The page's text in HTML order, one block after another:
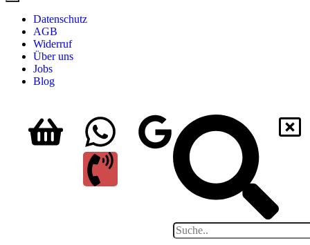
Datenschutz
AGB
Widerruf
Über uns
Jobs
Blog